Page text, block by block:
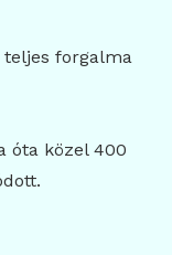
forgalma
óta közel 400